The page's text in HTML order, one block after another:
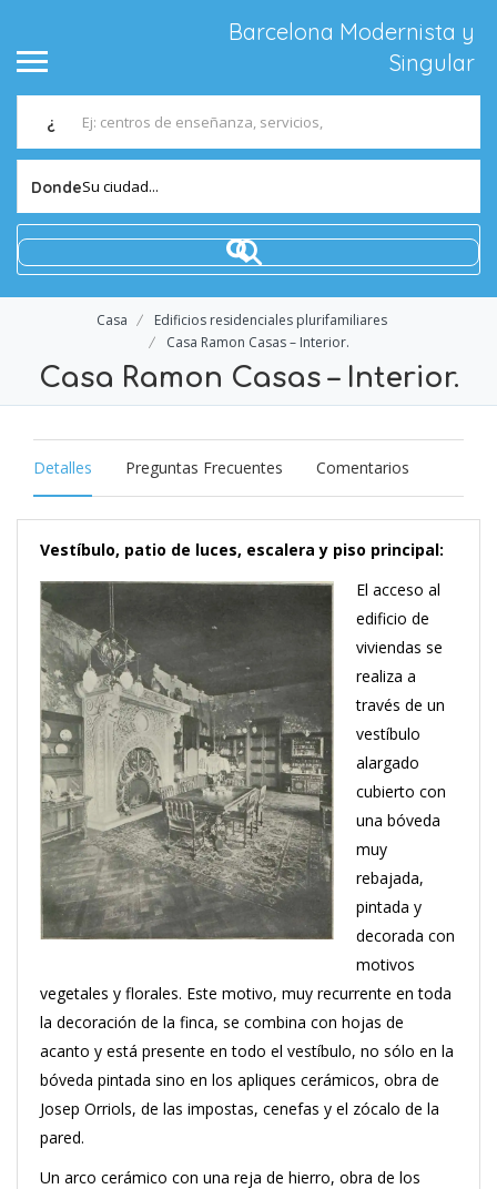
Barcelona Modernista y
Singular
¿
DondeSu ciudad...
Casa
Edificios residenciales plurifamiliares
Casa Ramon Casas – Interior.
Casa Ramon Casas – Interior.
Detalles Preguntas Frecuentes Comentarios
Vestíbulo, patio de luces, escalera y piso principal:
El acceso al
edificio de
viviendas se
realiza a
través de un
vestíbulo
alargado
cubierto con
una bóveda
muy
rebajada,
pintada y
decorada con
motivos
vegetales y florales. Este motivo, muy recurrente en toda
la decoración de la finca, se combina con hojas de
acanto y está presente en todo el vestíbulo, no sólo en la
bóveda pintada sino en los apliques cerámicos, obra de
Josep Orriols, de las impostas, cenefas y el zócalo de la
pared.
Un arco cerámico con una reja de hierro, obra de los